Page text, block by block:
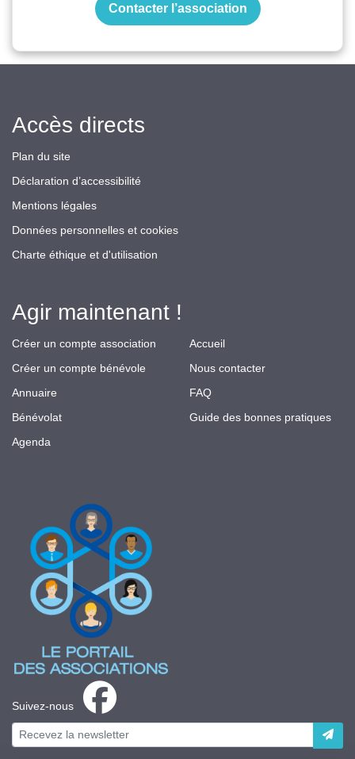
Contacter l’association
Suivez-nous
Accès directs
Plan du site
Déclaration d’accessibilité
Mentions légales
Données personnelles et cookies
Charte éthique et d'utilisation
Agir maintenant !
Créer un compte association
Créer un compte bénévole
Annuaire
Bénévolat
Agenda
Accueil
Nous contacter
FAQ
Guide des bonnes pratiques